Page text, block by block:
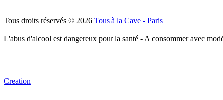
Tous droits réservés © 2026 Tous à la Cave - Paris
L'abus d'alcool est dangereux pour la santé - A consommer avec
Creation